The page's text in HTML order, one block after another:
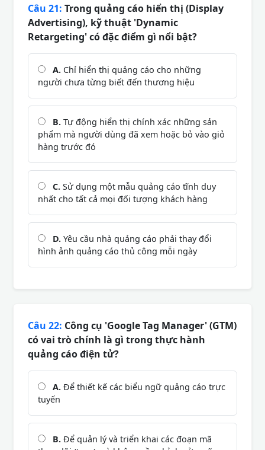
Câu 21: Trong quảng cáo hiển thị (Display
Advertising), kỹ thuật 'Dynamic
Retargeting' có đặc điểm gì nổi bật?
A. Chỉ hiển thị quảng cáo cho những
người chưa từng biết đến thương hiệu
B. Tự động hiển thị chính xác những sản
phẩm mà người dùng đã xem hoặc bỏ vào giỏ
hàng trước đó
C. Sử dụng một mẫu quảng cáo tĩnh duy
nhất cho tất cả mọi đối tượng khách hàng
D. Yêu cầu nhà quảng cáo phải thay đổi
hình ảnh quảng cáo thủ công mỗi ngày
Câu 22: Công cụ 'Google Tag Manager' (GTM)
có vai trò chính là gì trong thực hành
quảng cáo điện tử?
A. Để thiết kế các biểu ngữ quảng cáo trực
tuyến
B. Để quản lý và triển khai các đoạn mã